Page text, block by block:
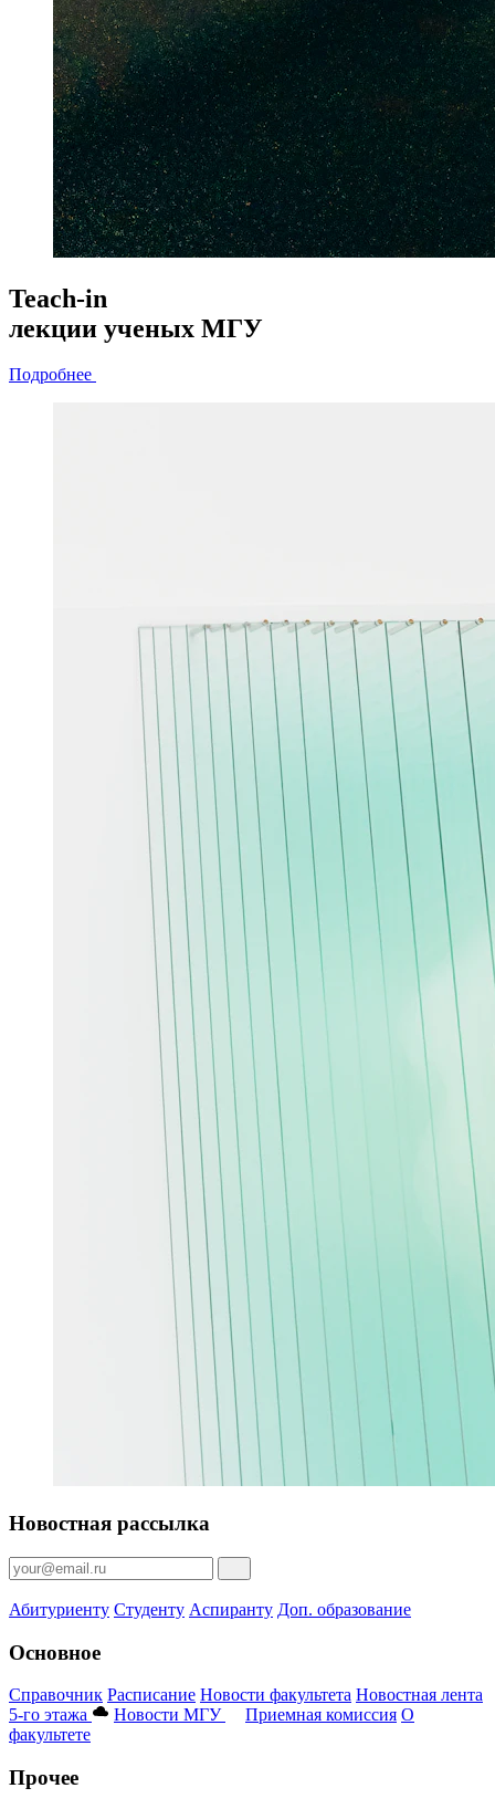
Teach-in
лекции ученых МГУ
Подробнее
Новостная рассылка
Абитуриенту Студенту Аспиранту Доп. образование
Основное
Справочник Расписание Новости факультета Новостная лента
5-го этажа
Новости МГУ Приемная комиссия О
факультете
Прочее